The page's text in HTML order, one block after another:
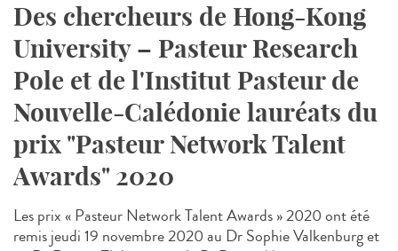
Des chercheurs de Hong-Kong
University – Pasteur Research
Pole et de l'Institut Pasteur de
Nouvelle-Calédonie lauréats du
prix "Pasteur Network Talent
Awards" 2020
Les prix « Pasteur Network Talent Awards » 2020 ont été
remis jeudi 19 novembre 2020 au Dr Sophie Valkenburg et